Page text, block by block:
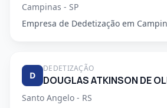
Campinas - SP
Empresa de Dedetização em
D
DEDETIZAÇÃO
DOUGLAS ATKINSON DE
Santo Angelo - RS